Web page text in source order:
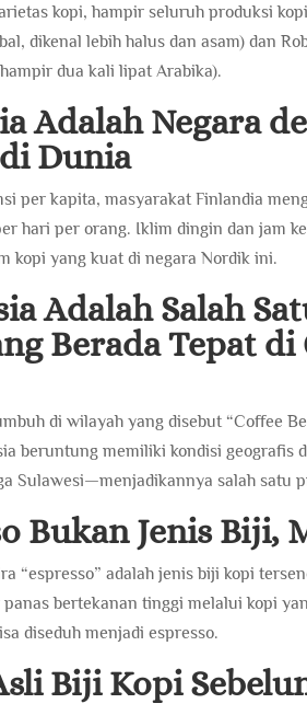
kopi, hampir seluruh produksi
dikenal lebih halus dan asam) dan
dua kali lipat Arabika).
Adalah Negara
Dunia
per kapita, masyarakat Finlandia
hari per orang. Iklim dingin dan jam
kopi yang kuat di negara Nordik ini.
Adalah Salah
Berada Tepat
di wilayah yang disebut “Coffee
beruntung memiliki kondisi
Sulawesi—menjadikannya salah satu
Bukan Jenis Biji,
“espresso” adalah jenis biji kopi
bertekanan tinggi melalui kopi
diseduh menjadi espresso.
Biji Kopi